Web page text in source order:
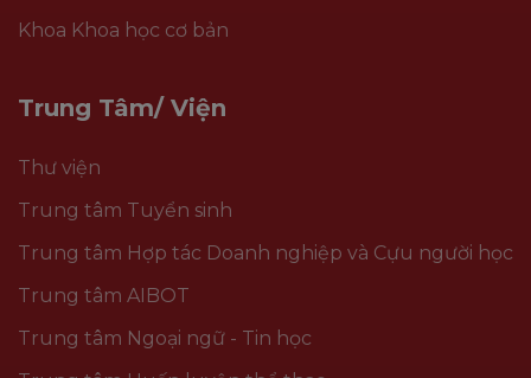
Khoa Khoa học cơ bản
Trung Tâm/ Viện
Thư viện
Trung tâm Tuyển sinh
Trung tâm Hợp tác Doanh nghiệp và Cựu người học
Trung tâm AIBOT
Trung tâm Ngoại ngữ - Tin học